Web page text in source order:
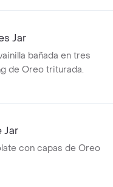
Jar
bañada en tres
de Oreo triturada.
Jar
con capas de Oreo